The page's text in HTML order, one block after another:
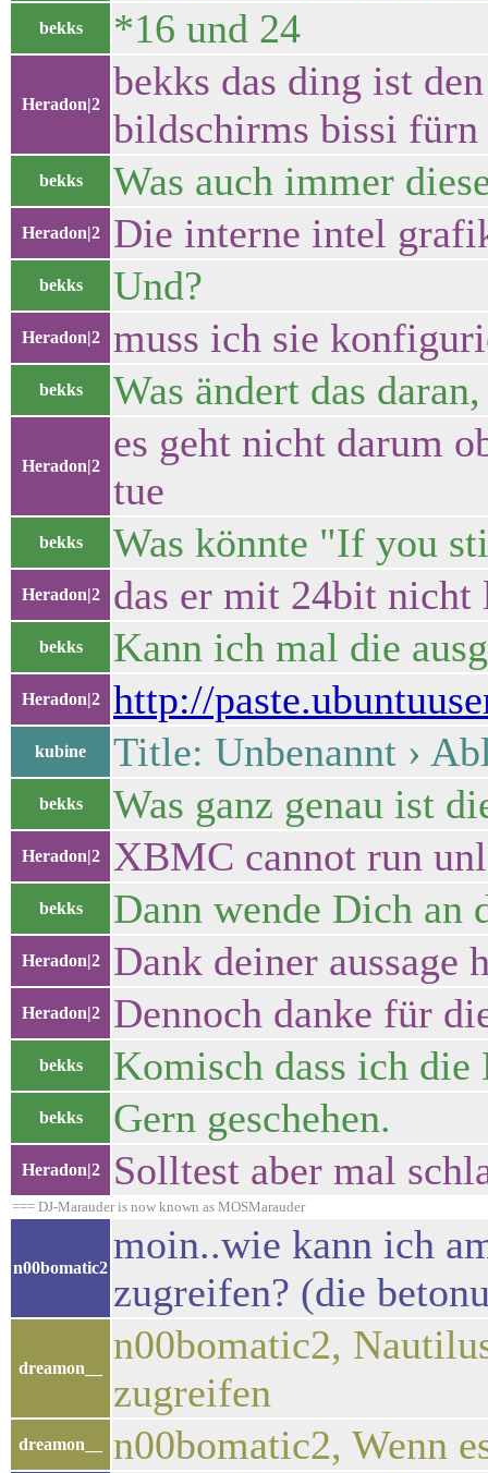
bekks *16 und 24
Heradon|2
bekks das ding ist
bildschirms bissi fürn
bekks Was auch immer
Heradon|2 Die interne intel
bekks Und?
Heradon|2 muss ich sie
bekks Was ändert das
Heradon|2
es geht nicht darum
tue
bekks Was könnte "If you
Heradon|2 das er mit 24bit nicht
bekks Kann ich mal die
Heradon|2 http://
kubine Title: Unbenannt ›
bekks Was ganz genau ist
Heradon|2 XBMC cannot run
bekks Dann wende Dich
Heradon|2 Dank deiner aussage
Heradon|2 Dennoch danke für
bekks Komisch dass ich die
bekks Gern geschehen.
Heradon|2 Solltest aber mal
=== DJ-Marauder is now known as MOSMarauder
n00bomatic2
moin..wie kann ich
zugreifen? (die
dreamon__
n00bomatic2,
zugreifen
dreamon__ n00bomatic2, Wenn